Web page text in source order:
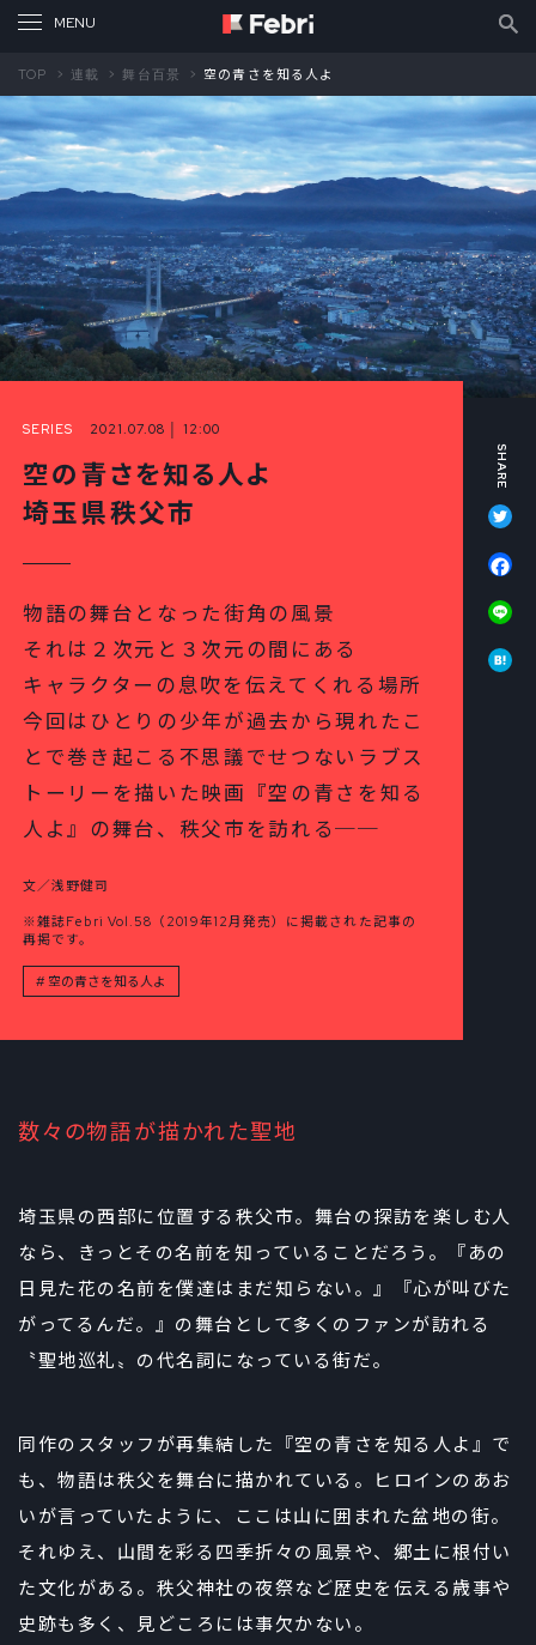
TOP 連載 舞台百景 空の青さを知る人よ
SERIES 2021.07.08 │ 12:00
空の青さを知る人よ
埼玉県秩父市
物語の舞台となった街角の風景
それは２次元と３次元の間にある
キャラクターの息吹を伝えてくれる場所
今回はひとりの少年が過去から現れたこ
とで巻き起こる不思議でせつないラブス
トーリーを描いた映画『空の青さを知る
人よ』の舞台、秩父市を訪れる──
文／浅野健司
※雑誌Febri Vol.58（2019年12月発売）に掲載された記事の
再掲です。
空の青さを知る人よ
数々の物語が描かれた聖地
埼玉県の西部に位置する秩父市。舞台の探訪を楽しむ人
なら、きっとその名前を知っていることだろう。『あの
日見た花の名前を僕達はまだ知らない。』『心が叫びた
がってるんだ。』の舞台として多くのファンが訪れる
〝聖地巡礼〟の代名詞になっている街だ。
同作のスタッフが再集結した『空の青さを知る人よ』で
も、物語は秩父を舞台に描かれている。ヒロインのあお
いが言っていたように、ここは山に囲まれた盆地の街。
それゆえ、山間を彩る四季折々の風景や、郷土に根付い
た文化がある。秩父神社の夜祭など歴史を伝える歳事や
史跡も多く、見どころには事欠かない。